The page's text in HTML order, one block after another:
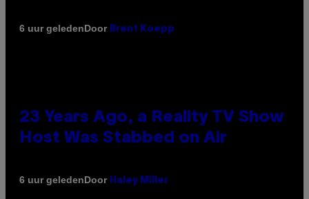
6 uur geledenDoor Brent Koepp
23 Years Ago, a Reality TV Show
Host Was Stabbed on Air
6 uur geledenDoor Haley Miller